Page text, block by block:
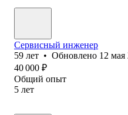
Сервисный инженер
59 лет • Обновлено 12 мая
40 000 ₽
Общий опыт
5 лет